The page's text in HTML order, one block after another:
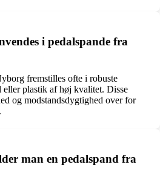
i pedalspande fra
fremstilles ofte i robuste
eller plastik af høj kvalitet. Disse
og modstandsdygtighed over for
man en pedalspand fra